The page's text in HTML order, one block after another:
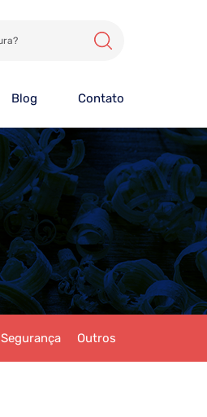
Blog Contato
Segurança Outros